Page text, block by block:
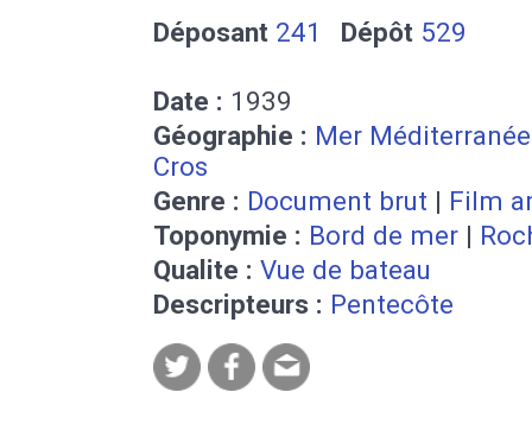
Déposant 241 Dépôt 529
Date : 1939
Géographie : Mer Méditerranée
Cros
Genre : Document brut | Film
Toponymie : Bord de mer |
Qualite : Vue de bateau
Descripteurs : Pentecôte